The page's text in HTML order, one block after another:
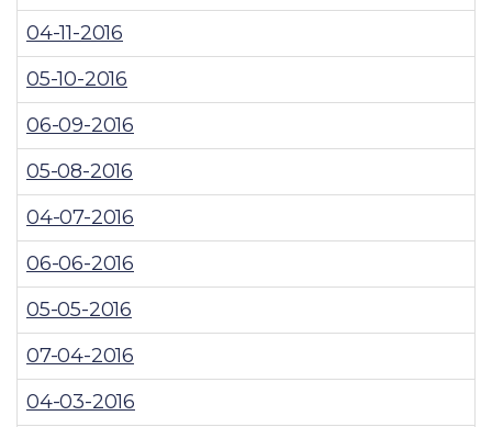
04-11-2016
05-10-2016
06-09-2016
05-08-2016
04-07-2016
06-06-2016
05-05-2016
07-04-2016
04-03-2016